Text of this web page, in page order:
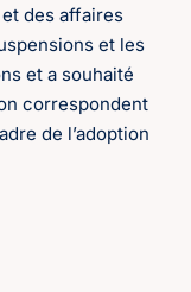
des affaires
et les
et a souhaité
correspondent
de l’adoption